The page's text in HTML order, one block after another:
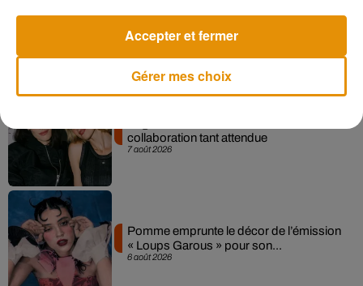
7 août 2026
Madonna sort enfin le remix de « Love
Sensation » avec Kylie Minogue
7 août 2026
collaboration tant attendue
6 août 2026
Pomme emprunte le décor de l’émission
« Loups Garous » pour son...
Gérer mes choix
Accepter et fermer